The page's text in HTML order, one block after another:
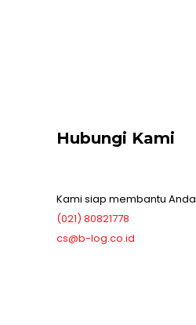
Hubungi Kami
Kami siap membantu Anda
(021) 80821778
cs@b-log.co.id